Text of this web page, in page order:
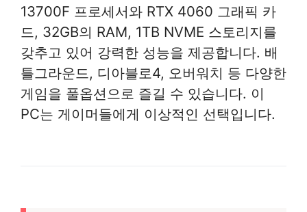
13700F 프로세서와 RTX 4060 그래픽 카
드, 32GB의 RAM, 1TB NVME 스토리지를
갖추고 있어 강력한 성능을 제공합니다. 배
틀그라운드, 디아블로4, 오버워치 등 다양한
게임을 풀옵션으로 즐길 수 있습니다. 이
PC는 게이머들에게 이상적인 선택입니다.